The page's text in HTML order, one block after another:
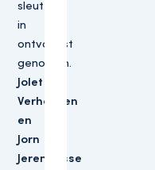
sleutels
in
ontvangst
genomen.
Jolet
Verhoeven
en
Jorn
Jeremiasse